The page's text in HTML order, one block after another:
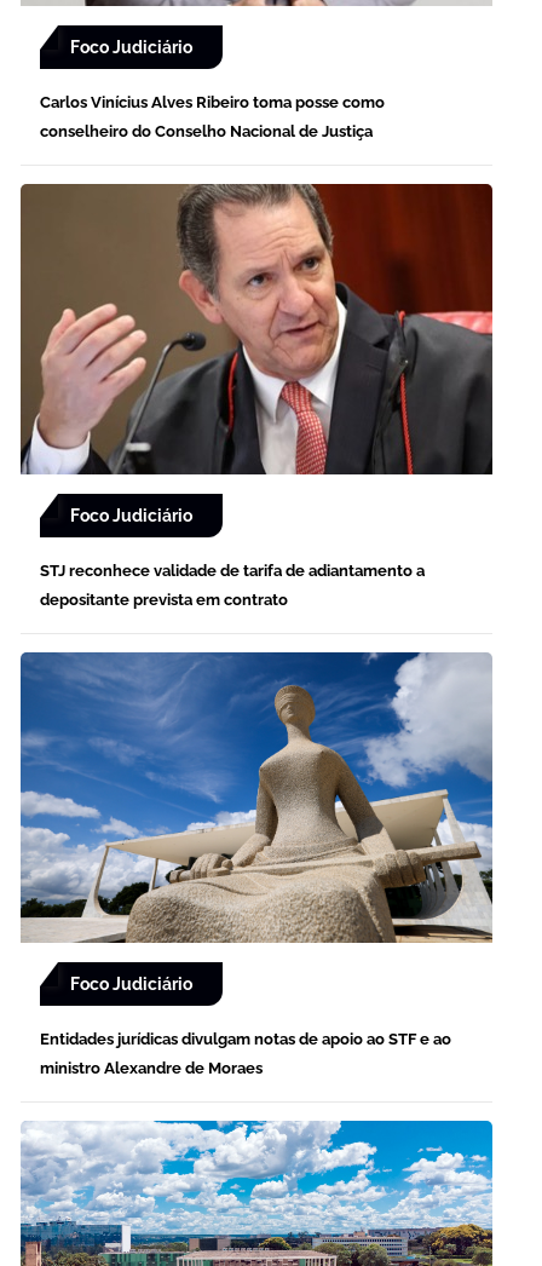
Foco Judiciário
Carlos Vinícius Alves Ribeiro toma posse como
conselheiro do Conselho Nacional de Justiça
Foco Judiciário
STJ reconhece validade de tarifa de adiantamento a
depositante prevista em contrato
Foco Judiciário
Entidades jurídicas divulgam notas de apoio ao STF e ao
ministro Alexandre de Moraes